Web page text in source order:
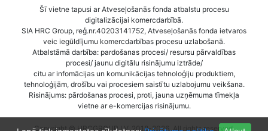
Šī vietne tapusi ar Atveseļošanās fonda atbalstu procesu
digitalizācijai komercdarbībā.
SIA HRC Group, reģ.nr.40203141752, Atveseļošanās fonda ietvaros
veic iegūldījumu komercdarbības procesu uzlabošanā.
Atbalstāmā darbība: pardošanas procesi/ resursu pārvaldības
procesi/ jaunu digitālu risinājumu iztrāde/
citu ar infomācijas un komunikācijas tehnoloģiju produktiem,
tehnoloģijām, drošību vai procesiem saistītu uzlabojumu veikšana.
Risinājums: pārdošanas procesi, proti, jauna uzņēmuma tīmekļa
vietne ar e-komercijas risinājumu.
Copyright © HRCGROUP.LV, 2018-2026. All rights reserved.